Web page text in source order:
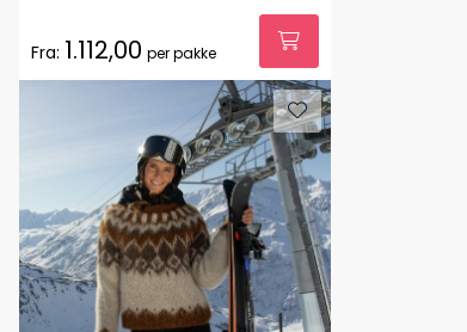
Fra: 1.112,00 per pakke